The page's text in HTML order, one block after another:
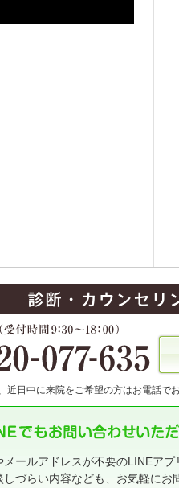
近日中に来院をご希望の方はお電話で
メールアドレスが不要のLINEアプ
しづらい内容なども、お気軽にお